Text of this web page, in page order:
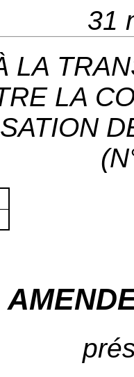
31
LA
LA